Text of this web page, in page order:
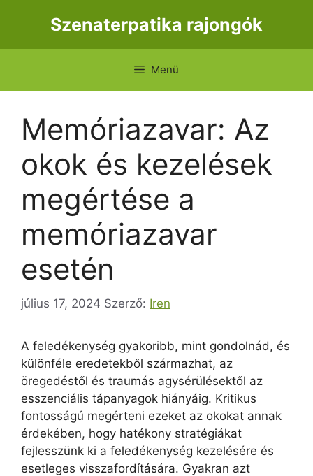
Szenaterpatika rajongók
Menü
Memóriazavar: Az
okok és kezelések
megértése a
memóriazavar
esetén
július 17, 2024 Szerző: Iren
A feledékenység gyakoribb, mint gondolnád, és
különféle eredetekből származhat, az
öregedéstől és traumás agysérülésektől az
esszenciális tápanyagok hiányáig. Kritikus
fontosságú megérteni ezeket az okokat annak
érdekében, hogy hatékony stratégiákat
fejlesszünk ki a feledékenység kezelésére és
esetleges visszafordítására. Gyakran azt